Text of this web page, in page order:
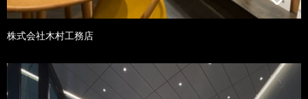
株式会社木村工務店